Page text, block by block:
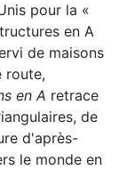
pour la «
en A
de maisons
route,
en A retrace
de
d'après-
le monde en